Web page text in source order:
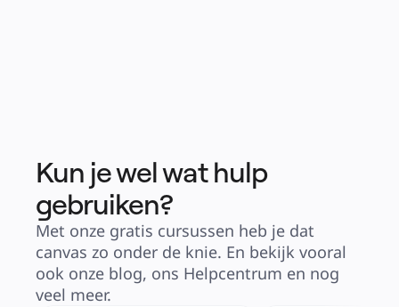
Kun je wel wat hulp
gebruiken?
Met onze gratis cursussen heb je dat
canvas zo onder de knie. En bekijk vooral
ook onze blog, ons Helpcentrum en nog
veel meer.